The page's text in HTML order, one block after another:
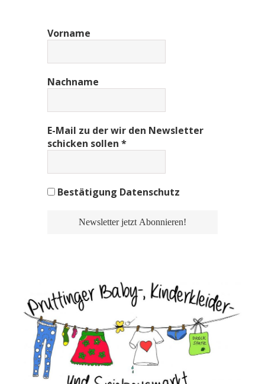
Vorname
Nachname
E-Mail zu der wir den Newsletter
schicken sollen *
Bestätigung Datenschutz